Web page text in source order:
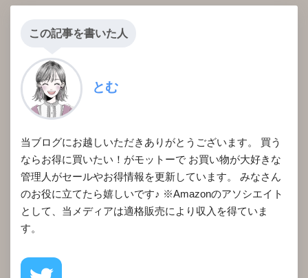
この記事を書いた人
とむ
当ブログにお越しいただきありがとうございます。 買う
ならお得に買いたい！がモットーで お買い物が大好きな
管理人がセールやお得情報を更新しています。 みなさん
のお役に立てたら嬉しいです♪ ※Amazonのアソシエイト
として、当メディアは適格販売により収入を得ていま
す。